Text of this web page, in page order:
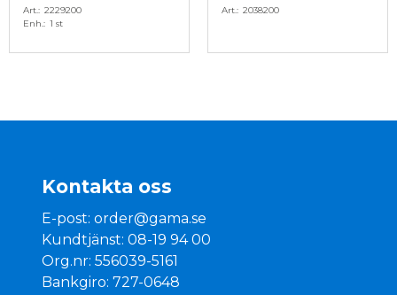
Art. 2229200
Enh. 1 st
Art. 2038200
Kontakta oss
E-post:order@gama.se
Kundtjänst: 08-19 94 00
Org.nr: 556039-5161
Bankgiro: 727-0648